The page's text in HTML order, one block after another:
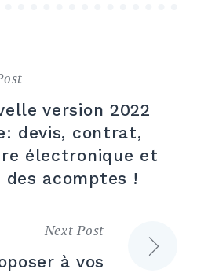
version 2022
devis, contrat,
électronique et
des acomptes !
Next Post
à vos